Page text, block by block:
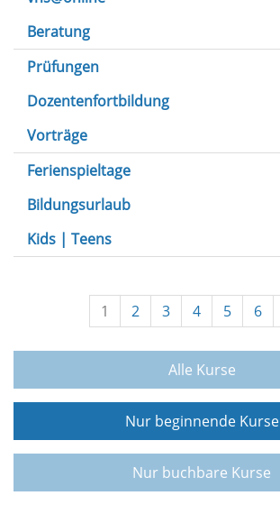
Beratung
Prüfungen
Dozentenfortbildung
Vorträge
Ferienspieltage
Bildungsurlaub
Kids | Teens
1 2 3 4 5 6
Alle Kurse
Nur beginnende Kurse
Nur buchbare Kurse